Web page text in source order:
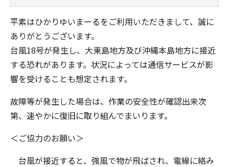
平素はひかりゆいまーるをご利用いただきまして、誠に
ありがとうございます。
台風18号が発生し、大東島地方及び沖縄本島地方に接近
する恐れがあります。状況によっては通信サービスが影
響を受けることも想定されます。
故障等が発生した場合は、作業の安全性が確認出来次
第、速やかに復旧に取り組んでまいります。
＜ご協力のお願い＞
台風が接近すると、強風で物が飛ばされ、電線に絡み